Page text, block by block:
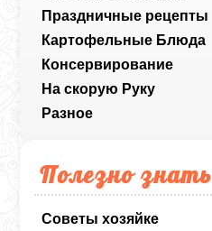
Праздничные рецепты
Картофельные Блюда
Консервирование
На скорую Руку
Разное
Полезно знать
Советы хозяйке